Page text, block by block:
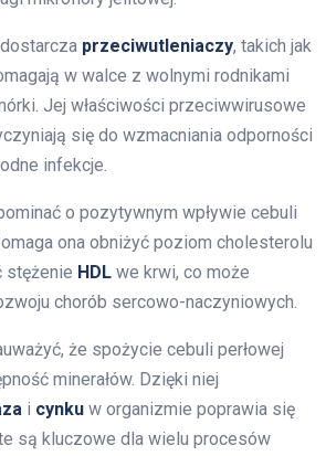
przeciwutleniaczy, takich jak
w walce z wolnymi rodnikami
Jej właściwości przeciwwirusowe
się do wzmacniania odporności
infekcje.
o pozytywnym wpływie cebuli
ona obniżyć poziom cholesterolu
stężenie HDL we krwi, co może
chorób sercowo-naczyniowych.
że spożycie cebuli perłowej
minerałów. Dzięki niej
i cynku w organizmie poprawia się
są kluczowe dla wielu procesów